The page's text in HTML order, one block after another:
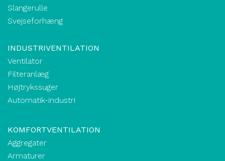
Slangerulle
Svejseforhæng
INDUSTRIVENTILATION
Ventilator
Filteranlæg
Højtrykssuger
Automatik-industri
KOMFORTVENTILATION
Aggregater
Armaturer